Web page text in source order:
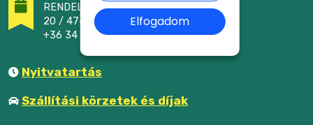
RENDELÉSFELVÉTEL
20 / 474 - 2464
+36 34 / 305 - 222
Nyitvatartás
Szállítási körzetek és díjak
Elfogadom